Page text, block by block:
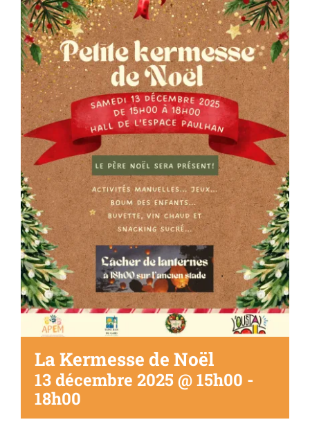
Contacts
La Kermesse de Noël
13 décembre 2025 @ 15h00 -
18h00